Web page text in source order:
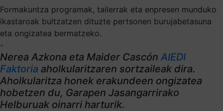
Formakuntza programak, tailerrak eta enpresen munduko
ikastaroak bultzatzen dituzte pertsonen burujabetasuna
eta ongizatea bermatzeko.
-
Nerea Azkona eta Maider Cascón AIEDI
Faktoria aholkularitzaren sortzaileak dira.
Aholkularitza honek erakundeen ongizatea
hobetzen du, Garapen Jasangarrirako
Helburuak oinarri harturik.